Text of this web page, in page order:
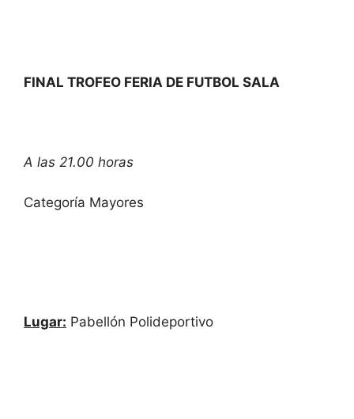
FINAL TROFEO FERIA DE FUTBOL SALA
A las 21.00 horas
Categoría Mayores
Lugar: Pabellón Polideportivo